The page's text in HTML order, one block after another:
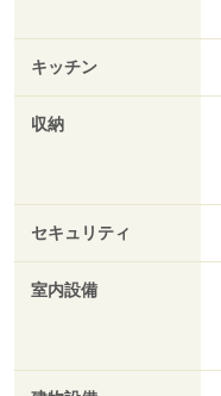
キッチン
収納
セキュリティ
室内設備